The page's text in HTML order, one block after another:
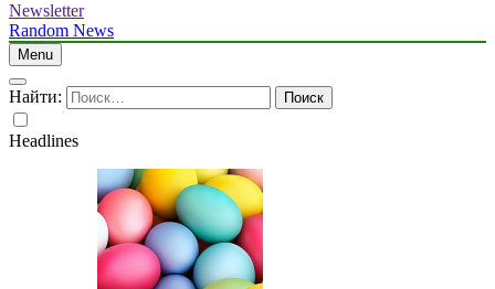
Newsletter
Random News
Menu
Найти:
Headlines